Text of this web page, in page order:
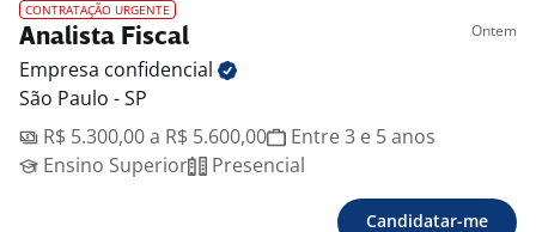
CONTRATAÇÃO URGENTE
Analista Fiscal Ontem
Empresa confidencial
São Paulo - SP
R$ 5.300,00 a R$ 5.600,00
Entre 3 e 5 anos
Ensino Superior
Presencial
Candidatar-me